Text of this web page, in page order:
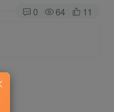
0 64 11